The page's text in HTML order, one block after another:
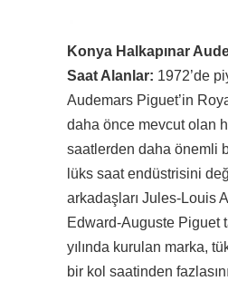
Konya Halkapınar
Saat Alanlar: 1972’de
Audemars Piguet’in
daha önce mevcut olan
saatlerden daha önemli
lüks saat endüstrisini
arkadaşları Jules-Louis
Edward-Auguste Piguet
yılında kurulan marka,
bir kol saatinden